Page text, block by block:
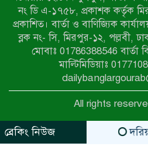
পুলিশ পরিচয়ে
কারাগারে
বাঘার সাহিন
প্রথম স্থান
তাঁর বহুমুখী
আওয়ামী
বিচারের
মানববন্ধন
নং ডি এ-১৭৫৮, প্রকাশক কর্তৃক
প্রকাশিত। বার্তা ও বাণিজ্যিক
ব্লক নং- সি, মিরপুর-১২, পল্লবী,
মোবাঃ 01786388546 বার্তা
মাল্টিমিডিয়াঃ
All rights
ব্রেকিং নিউজ